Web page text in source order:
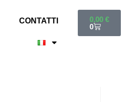
CONTATTI 0,00 €
0